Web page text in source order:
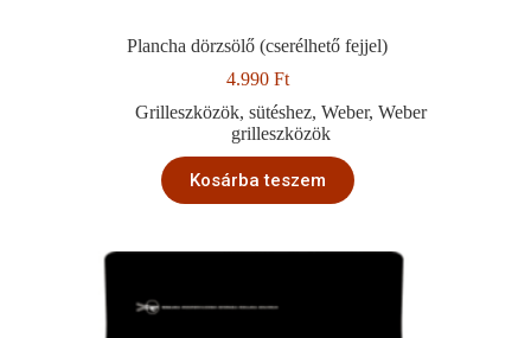
Plancha dörzsölő (cserélhető fejjel)
4.990 Ft
Grilleszközök,sütéshez,Weber,Weber
grilleszközök
Kosárba teszem